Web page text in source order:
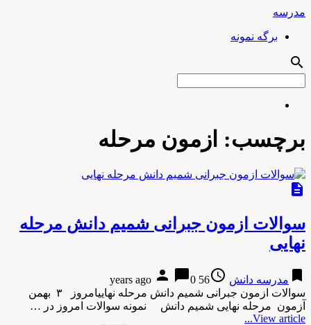
مدرسه
برگه نمونه
search
برچسب: ازمون مرحله
description
سوالات ازمون جبرانی شمیم دانش مرحله
نهایی
bookmark مدرسه دانش access_time
56 years ago
person chat_bubble0
سوالات ازمون جبرانی شمیم دانش مرحله نهاییامروز ۳ بهمن
آزمون مرحله نهایی شمیم دانش نمونه سوالات امروز در …
View article...